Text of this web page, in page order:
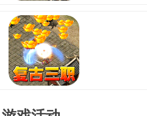
适用范围：尊享礼包
礼包内容：龙珠自选箱*3、书页*10